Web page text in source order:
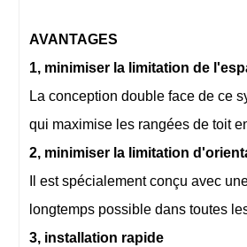
AVANTAGES
1, minimiser la limitation de
La conception double face de ce
qui maximise les rangées de toit
2, minimiser la limitation
Il est spécialement conçu avec
longtemps possible dans toutes
3, installation rapide